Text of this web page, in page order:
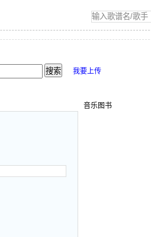
我要上传
音乐图书